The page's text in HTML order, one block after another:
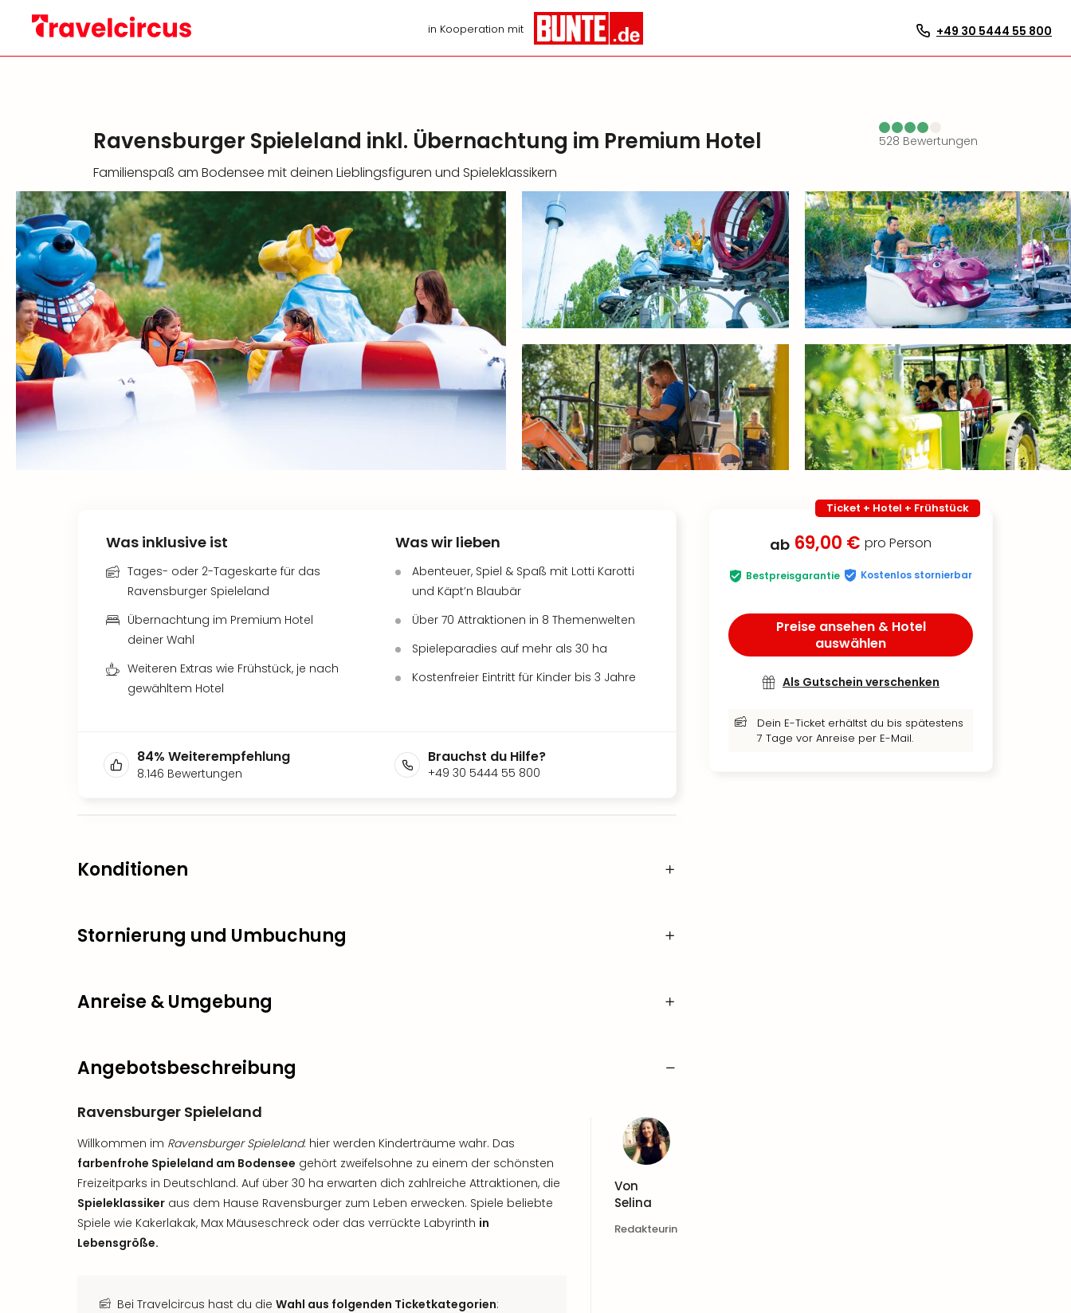
in Kooperation mit +49 30 5444 55 800
Ravensburger Spieleland inkl. Übernachtung im Premium Hotel 528 Bewertungen
Familienspaß am Bodensee mit deinen Lieblingsfiguren und Spieleklassikern
Ticket + Hotel + Frühstück
ab 69,00 € pro Person
Bestpreisgarantie Kostenlos stornierbar
Preise ansehen & Hotel
auswählen
Als Gutschein verschenken
Dein E-Ticket erhältst du bis spätestens
7 Tage vor Anreise per E-Mail.
Was inklusive ist
Tages- oder 2-Tageskarte für das
Ravensburger Spieleland
Übernachtung im Premium Hotel
deiner Wahl
Weiteren Extras wie Frühstück, je nach
gewähltem Hotel
Was wir lieben
Abenteuer, Spiel & Spaß mit Lotti Karotti
und Käpt’n Blaubär
Über 70 Attraktionen in 8 Themenwelten
Spieleparadies auf mehr als 30 ha
Kostenfreier Eintritt für Kinder bis 3 Jahre
84% Weiterempfehlung
8.146 Bewertungen
Brauchst du Hilfe?
+49 30 5444 55 800
Konditionen
Stornierung und Umbuchung
Anreise & Umgebung
Angebotsbeschreibung
Ravensburger Spieleland
Willkommen im Ravensburger Spieleland: hier werden Kinderträume wahr. Das
farbenfrohe Spieleland am Bodensee gehört zweifelsohne zu einem der schönsten
Freizeitparks in Deutschland. Auf über 30 ha erwarten dich zahlreiche Attraktionen, die
Spieleklassiker aus dem Hause Ravensburger zum Leben erwecken. Spiele beliebte
Spiele wie Kakerlakak, Max Mäuseschreck oder das verrückte Labyrinth in
Lebensgröße.
Bei Travelcircus hast du die Wahl aus folgenden Ticketkategorien:
Von
Selina
Redakteurin